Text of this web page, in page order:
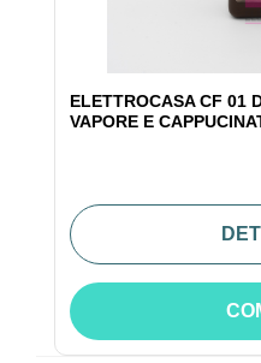
ELETTROCASA CF 01
VAPORE E